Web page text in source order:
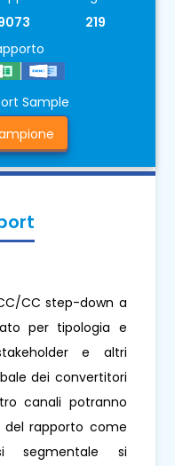
219
Sample
CC step-down a
per tipologia e
e altri
dei convertitori
canali potranno
del rapporto come
segmentale si